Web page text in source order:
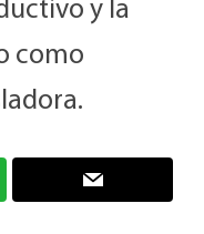
y la
como